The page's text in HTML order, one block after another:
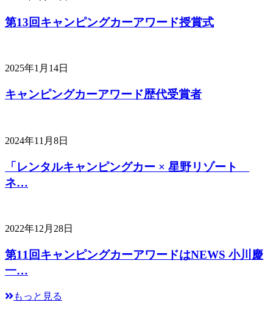
第13回キャンピングカーアワード授賞式
2025年1月14日
キャンピングカーアワード歴代受賞者
2024年11月8日
「レンタルキャンピングカー × 星野リゾート
ネ…
2022年12月28日
第11回キャンピングカーアワードはNEWS 小川慶
一…
もっと見る